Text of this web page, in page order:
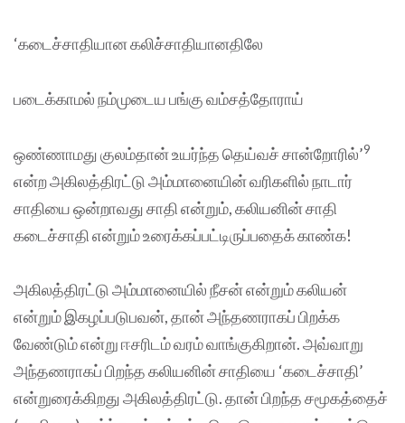
‘கடைச்சாதியான கலிச்சாதியானதிலே
படைக்காமல் நம்முடைய பங்கு வம்சத்தோராய்
ஒண்ணாமது குலம்தான் உயர்ந்த தெய்வச் சான்றோரில்’9
என்ற அகிலத்திரட்டு அம்மானையின் வரிகளில் நாடார்
சாதியை ஒன்றாவது சாதி என்றும், கலியனின் சாதி
கடைச்சாதி என்றும் உரைக்கப்பட்டிருப்பதைக் காண்க!
அகிலத்திரட்டு அம்மானையில் நீசன் என்றும் கலியன்
என்றும் இகழப்படுபவன், தான் அந்தணராகப் பிறக்க
வேண்டும் என்று ஈசரிடம் வரம் வாங்குகிறான். அவ்வாறு
அந்தணராகப் பிறந்த கலியனின் சாதியை ‘கடைச்சாதி’
என்றுரைக்கிறது அகிலத்திரட்டு. தான் பிறந்த சமூகத்தைச்